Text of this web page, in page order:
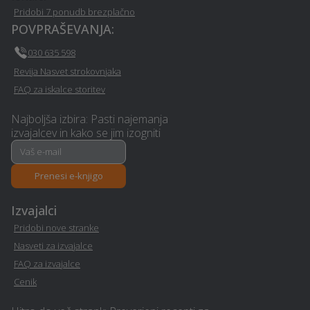
Vrtna lopa, hiška, uta -
Sveta-ana
Pasja šola - Sveta-ana
Rastlinjak - Sveta-ana
Izvedba polnilnice za
električna vozila - Sveta-
Polaganje laminata -
Sveta-ana
Nepremičninska agencija -
Pridobi 7 ponudb brezplačno
POVPRAŠEVANJA:
030 635 598
Revija Nasvet strokovnjaka
FAQ za iskalce storitev
Najboljša izbira: Pasti najemanja
izvajalcev in kako se jim izogniti
Prenesi e-knjigo
Izvajalci
Pridobi nove stranke
Nasveti za izvajalce
FAQ za izvajalce
Cenik